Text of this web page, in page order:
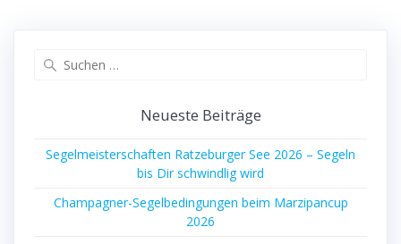
Neueste Beiträge
Segelmeisterschaften Ratzeburger See 2026 – Segeln
bis Dir schwindlig wird
Champagner-Segelbedingungen beim Marzipancup
2026